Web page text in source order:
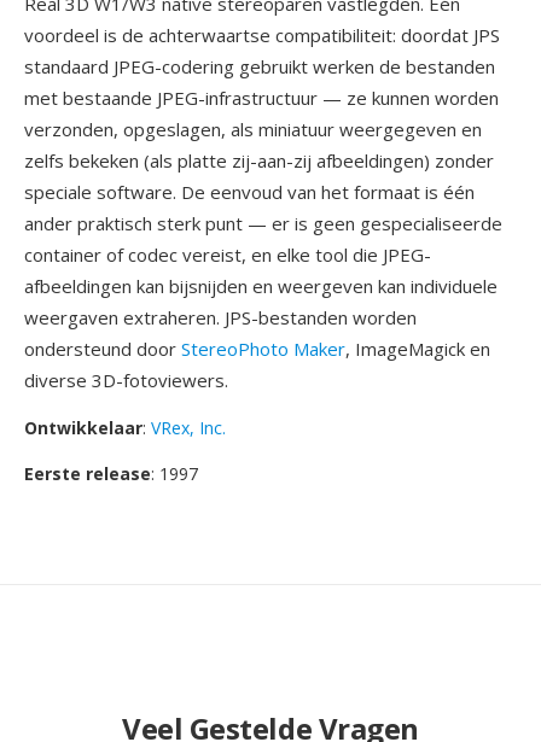
voordeel is de achterwaartse compatibiliteit: doordat JPS
standaard JPEG-codering gebruikt werken de bestanden
met bestaande JPEG-infrastructuur — ze kunnen worden
verzonden, opgeslagen, als miniatuur weergegeven en
zelfs bekeken (als platte zij-aan-zij afbeeldingen) zonder
speciale software. De eenvoud van het formaat is één
ander praktisch sterk punt — er is geen gespecialiseerde
container of codec vereist, en elke tool die JPEG-
afbeeldingen kan bijsnijden en weergeven kan individuele
weergaven extraheren. JPS-bestanden worden
ondersteund door StereoPhoto Maker, ImageMagick en
diverse 3D-fotoviewers.
Ontwikkelaar: VRex, Inc.
Eerste release: 1997
Veel Gestelde Vragen